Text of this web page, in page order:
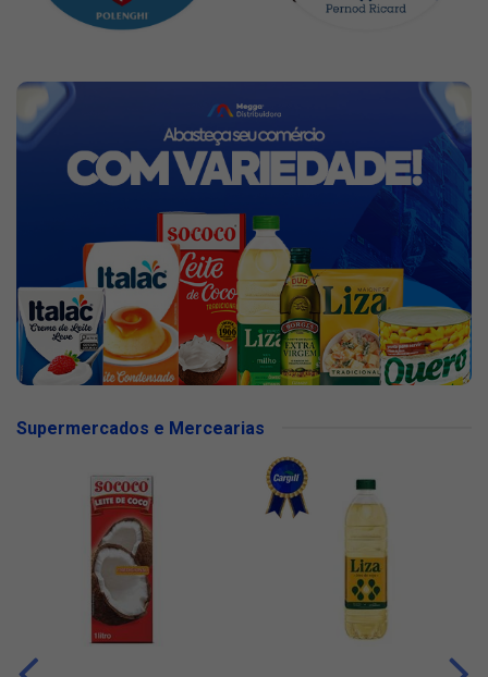
Supermercados e Mercearias